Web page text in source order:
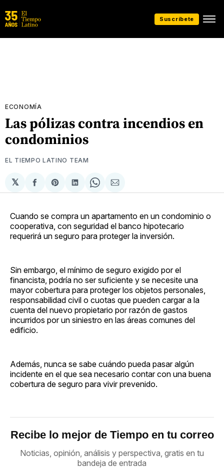
Suscríbete
ECONOMÍA
Las pólizas contra incendios en
condominios
EL TIEMPO LATINO TEAM
𝕏
Compartir
en
Share
on
Compartir
en
Share
on
Compartir
via
Cuando se compra un apartamento en un condominio o
cooperativa, con seguridad el banco hipotecario
requerirá un seguro para proteger la inversión.
Sin embargo, el mínimo de seguro exigido por el
financista, podría no ser suficiente y se necesite una
mayor cobertura para proteger los objetos personales,
responsabilidad civil o cuotas que pueden cargar a la
cuenta del nuevo propietario por razón de gastos
incurridos por un siniestro en las áreas comunes del
edificio.
Además, nunca se sabe cuándo pueda pasar algún
incidente en el que sea necesario contar con una buena
cobertura de seguro para vivir prevenido.
Recibe lo mejor de Tiempo en tu correo
Noticias, opinión, análisis y perspectiva, gratis en tu
bandeja de entrada